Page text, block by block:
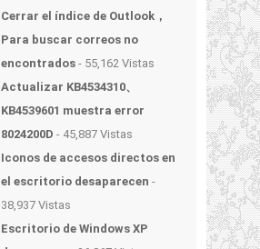
Cerrar el índice de Outlook，
Para buscar correos no
encontrados - 55,162 Vistas
Actualizar KB4534310、
KB4539601 muestra error
8024200D - 45,887 Vistas
Iconos de accesos directos en
el escritorio desaparecen -
38,937 Vistas
Escritorio de Windows XP